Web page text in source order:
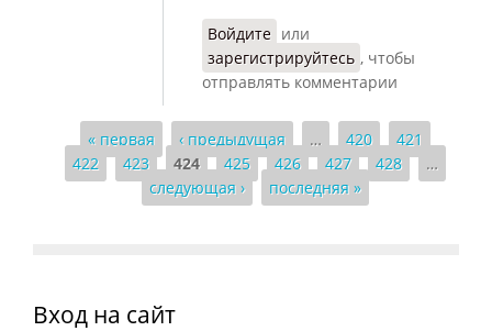
Войдите или
зарегистрируйтесь , чтобы
отправлять комментарии
Страницы
« первая ‹ предыдущая … 420
421
422
423 424 425 426 427 428
…
следующая ›
последняя »
Вход на сайт